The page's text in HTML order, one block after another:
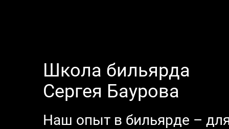
Наш опыт в бильярде –
Школа бильярда
Сергея Баурова